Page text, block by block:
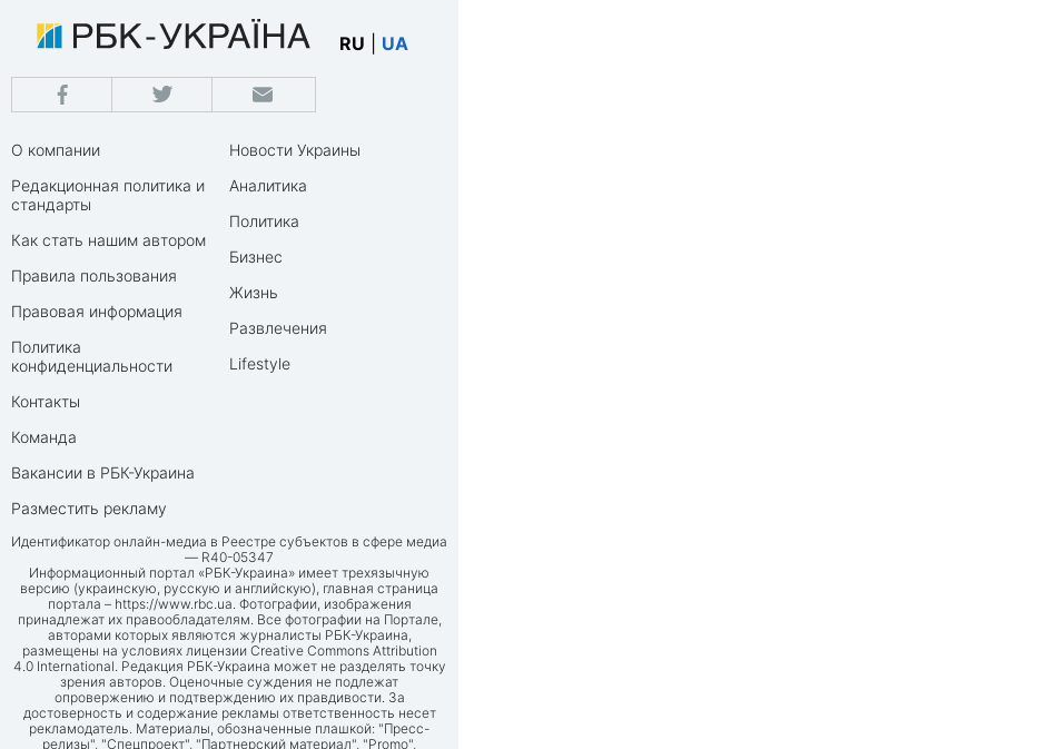
RU UA
О компании
Редакционная политика и
стандарты
Как стать нашим автором
Правила пользования
Правовая информация
Политика
конфиденциальности
Контакты
Команда
Вакансии в РБК-Украина
Разместить рекламу
Новости Украины
Аналитика
Политика
Бизнес
Жизнь
Развлечения
Lifestyle
Идентификатор онлайн-медиа в Реестре субъектов в сфере медиа
— R40-05347
Информационный портал «РБК-Украина» имеет трехязычную
версию (украинскую, русскую и английскую), главная страница
портала – https://www.rbc.ua. Фотографии, изображения
принадлежат их правообладателям. Все фотографии на Портале,
авторами которых являются журналисты РБК-Украина,
размещены на условиях лицензии Creative Commons Attribution
4.0 International. Редакция РБК-Украина может не разделять точку
зрения авторов. Оценочные суждения не подлежат
опровержению и подтверждению их правдивости. За
достоверность и содержание рекламы ответственность несет
рекламодатель. Материалы, обозначенные плашкой: "Пресс-
релизы", "Спецпроект", "Партнерский материал", "Promo",